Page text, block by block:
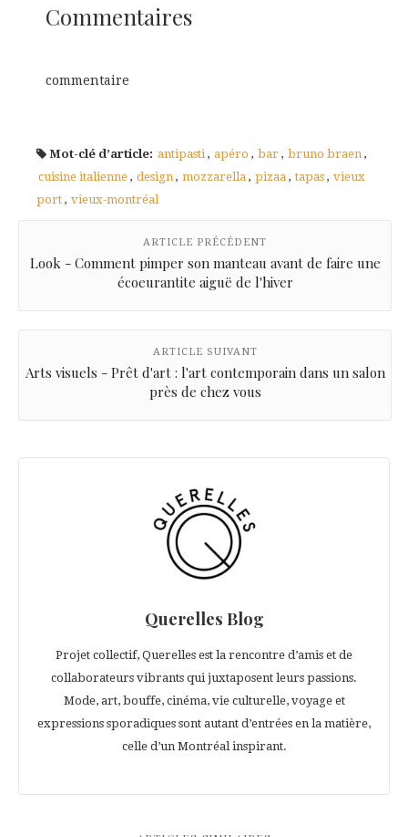
Commentaires
commentaire
Mot-clé d’article: antipasti , apéro , bar , bruno braen ,
cuisine italienne , design , mozzarella , pizaa , tapas , vieux
port , vieux-montréal
ARTICLE PRÉCÉDENT
Look - Comment pimper son manteau avant de faire une
écoeurantite aiguë de l'hiver
ARTICLE SUIVANT
Arts visuels - Prêt d'art : l'art contemporain dans un salon
près de chez vous
Querelles Blog
Projet collectif, Querelles est la rencontre d’amis et de
collaborateurs vibrants qui juxtaposent leurs passions.
Mode, art, bouffe, cinéma, vie culturelle, voyage et
expressions sporadiques sont autant d’entrées en la matière,
celle d’un Montréal inspirant.